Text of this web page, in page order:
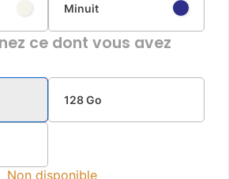
Minuit
ce dont vous avez
128 Go
Non disponible